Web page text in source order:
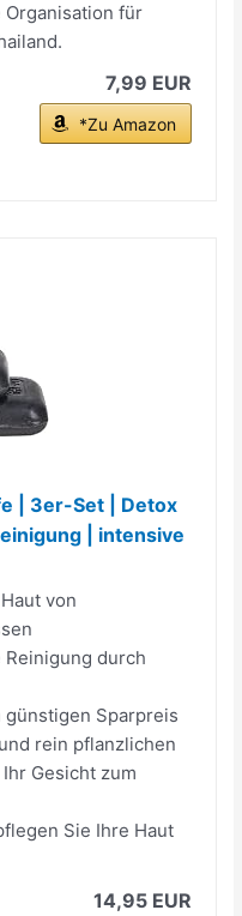
für
7,99 EUR
*Zu Amazon
| 3er-Set | Detox
| intensive
von
Reinigung durch
günstigen Sparpreis
rein pflanzlichen
Gesicht zum
Sie Ihre Haut
14,95 EUR